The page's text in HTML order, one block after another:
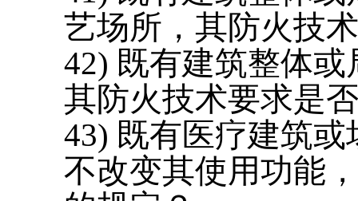
艺场所，其防火技
42) 既有建筑整体
其防火技术要求是
43) 既有医疗建筑
不改变其使用功能